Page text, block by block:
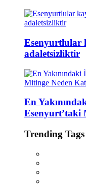
Esenyurtlular
adaletsizliktir
En
Esenyurt’taki
Trending Tags